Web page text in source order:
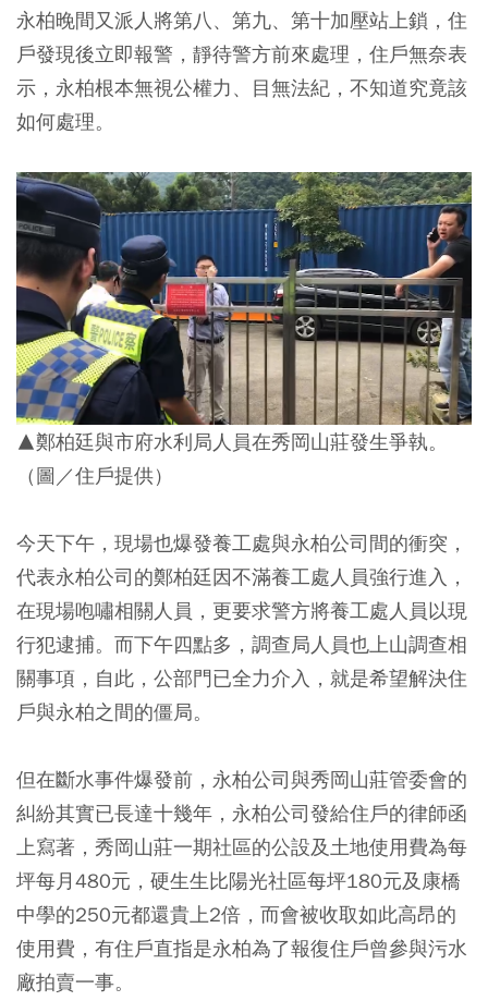
永柏晚間又派人將第八、第九、第十加壓站上鎖，住
戶發現後立即報警，靜待警方前來處理，住戶無奈表
示，永柏根本無視公權力、目無法紀，不知道究竟該
如何處理。
▲鄭柏廷與市府水利局人員在秀岡山莊發生爭執。
（圖／住戶提供）
今天下午，現場也爆發養工處與永柏公司間的衝突，
代表永柏公司的鄭柏廷因不滿養工處人員強行進入，
在現場咆嘯相關人員，更要求警方將養工處人員以現
行犯逮捕。而下午四點多，調查局人員也上山調查相
關事項，自此，公部門已全力介入，就是希望解決住
戶與永柏之間的僵局。
但在斷水事件爆發前，永柏公司與秀岡山莊管委會的
糾紛其實已長達十幾年，永柏公司發給住戶的律師函
上寫著，秀岡山莊一期社區的公設及土地使用費為每
坪每月480元，硬生生比陽光社區每坪180元及康橋
中學的250元都還貴上2倍，而會被收取如此高昂的
使用費，有住戶直指是永柏為了報復住戶曾參與污水
廠拍賣一事。